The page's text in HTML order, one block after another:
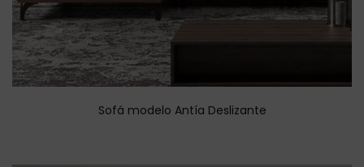
Sofá modelo Antía Deslizante